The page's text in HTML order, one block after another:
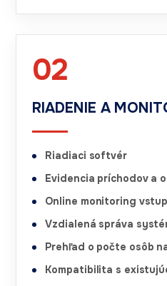
02
RIADENIE A
Riadiaci softvér
Evidencia príchodov a
Online monitoring
Vzdialená správa
Prehľad o počte osôb
Kompatibilita s